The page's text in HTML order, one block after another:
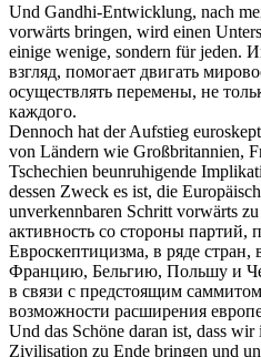
Und Gandhi-Entwicklung, nach
vorwärts bringen, wird einen
einige wenige, sondern für jeden.
взгляд, помогает двигать
осуществлять перемены, не
каждого.
Dennoch hat der Aufstieg
von Ländern wie Großbritannien,
Tschechien beunruhigende
dessen Zweck es ist, die
unverkennbaren Schritt vorwärts zu
активность со стороны
Евроскептицизма, в ряде
Францию, Бельгию, Польшу и
в связи с предстоящим
возможности расширения
Und das Schöne daran ist, dass
Zivilisation zu Ende bringen und